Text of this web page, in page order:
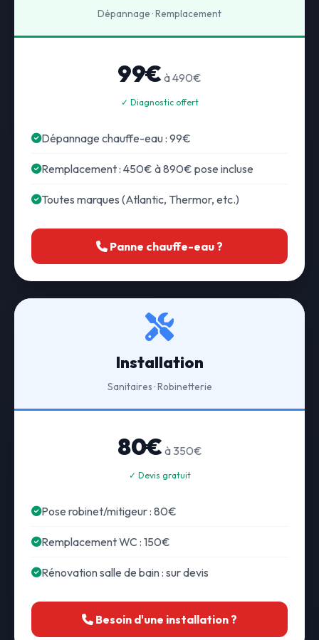
Dépannage · Remplacement
99€ à 490€
✓ Diagnostic offert
Dépannage chauffe-eau : 99€
Remplacement : 450€ à 890€ pose incluse
Toutes marques (Atlantic, Thermor, etc.)
Panne chauffe-eau ?
Installation
Sanitaires · Robinetterie
80€ à 350€
✓ Devis gratuit
Pose robinet/mitigeur : 80€
Remplacement WC : 150€
Rénovation salle de bain : sur devis
Besoin d'une installation ?